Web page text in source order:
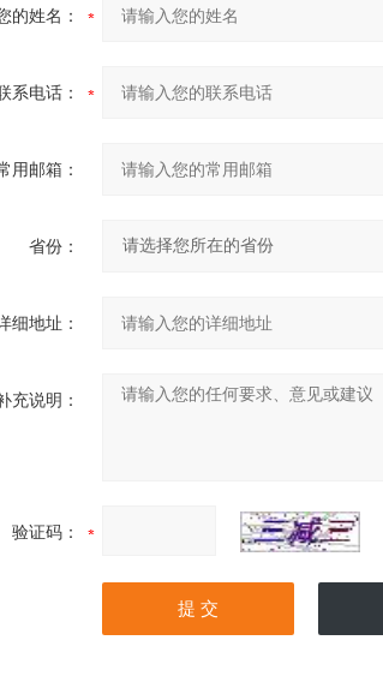
的姓名：
系电话：
用邮箱：
省份：
细地址：
充说明：
验证码：